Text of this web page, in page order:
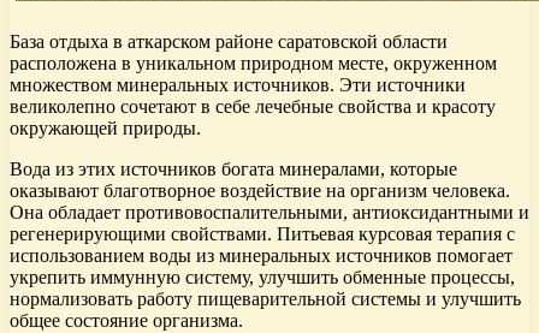
База отдыха в аткарском районе саратовской области
расположена в уникальном природном месте, окруженном
множеством минеральных источников. Эти источники
великолепно сочетают в себе лечебные свойства и красоту
окружающей природы.
Вода из этих источников богата минералами, которые
оказывают благотворное воздействие на организм человека.
Она обладает противовоспалительными, антиоксидантными и
регенерирующими свойствами. Питьевая курсовая терапия с
использованием воды из минеральных источников помогает
укрепить иммунную систему, улучшить обменные процессы,
нормализовать работу пищеварительной системы и улучшить
общее состояние организма.